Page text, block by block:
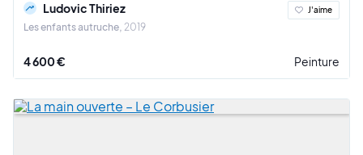
Ludovic Thiriez
Les enfants autruche 2019
J'aime
4 600 € Peinture